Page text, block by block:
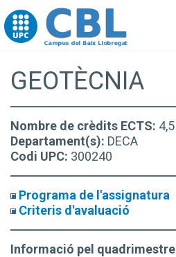
Go to upc.edu
GEOTÈCNIA
Nombre de crèdits ECTS: 4,5
Departament(s): DECA
Codi UPC: 300240
Programa de l'assignatura
Criteris d'avaluació
Informació pel quadrimestre